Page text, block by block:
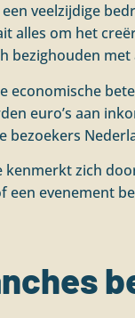
veelzijdige
alles om het
bezighouden
economische
euro’s aan
bezoekers
zich
een evenement